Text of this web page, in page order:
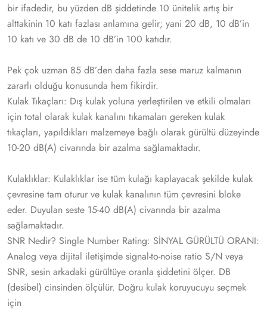
bir ifadedir, bu yüzden dB şiddetinde 10 ünitelik artış bir
alttakinin 10 katı fazlası anlamına gelir; yani 20 dB, 10 dB’in
10 katı ve 30 dB de 10 dB’in 100 katıdır.
Pek çok uzman 85 dB’den daha fazla sese maruz kalmanın
zararlı olduğu konusunda hem fikirdir.
Kulak Tıkaçları: Dış kulak yoluna yerleştirilen ve etkili olmaları
için total olarak kulak kanalını tıkamaları gereken kulak
tıkaçları, yapıldıkları malzemeye bağlı olarak gürültü düzeyinde
10‐20 dB(A) civarında bir azalma sağlamaktadır.
Kulaklıklar: Kulaklıklar ise tüm kulağı kaplayacak şekilde kulak
çevresine tam oturur ve kulak kanalının tüm çevresini bloke
eder. Duyulan seste 15‐40 dB(A) civarında bir azalma
sağlamaktadır.
SNR Nedir? Single Number Rating: SİNYAL GÜRÜLTÜ ORANI:
Analog veya dijital iletişimde signal‐to‐noise ratio S/N veya
SNR, sesin arkadaki gürültüye oranla şiddetini ölçer. DB
(desibel) cinsinden ölçülür. Doğru kulak koruyucuyu seçmek
için